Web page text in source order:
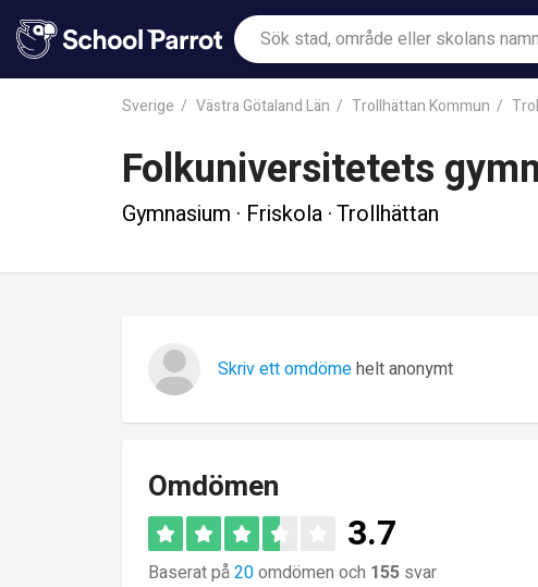
Sverige Västra Götaland Län Trollhättan Kommun
Folkuniversitetets
Gymnasium · Friskola · Trollhättan
Skriv ett omdömehelt anonymt
Omdömen
3.7
Baserat på20omdömen och 155 svar